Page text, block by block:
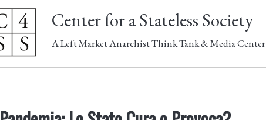
Center for a Stateless Society
A Left Market Anarchist Think Tank & Media Center